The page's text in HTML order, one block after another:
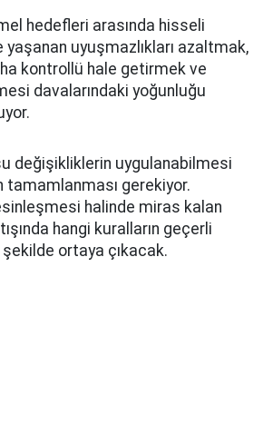
hedefleri arasında hisseli
uyuşmazlıkları azaltmak,
kontrollü hale getirmek ve
davalarındaki yoğunluğu
değişikliklerin uygulanabilmesi
tamamlanması gerekiyor.
halinde miras kalan
hangi kuralların geçerli
ortaya çıkacak.